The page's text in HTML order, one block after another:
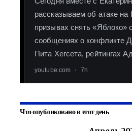
Что опубликовано в этот день